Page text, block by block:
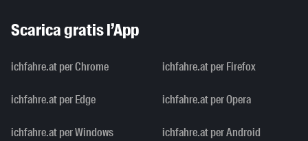
Scarica gratis l’App
ichfahre.at per Chrome ichfahre.at per Firefox
ichfahre.at per Edge ichfahre.at per Opera
ichfahre.at per Windows ichfahre.at per Android